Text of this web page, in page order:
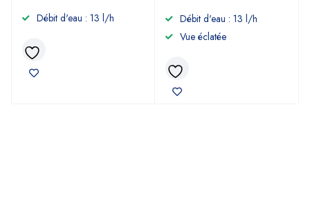
Débit d'eau : 13 l/h
Débit d'eau : 13 l/h
Vue éclatée